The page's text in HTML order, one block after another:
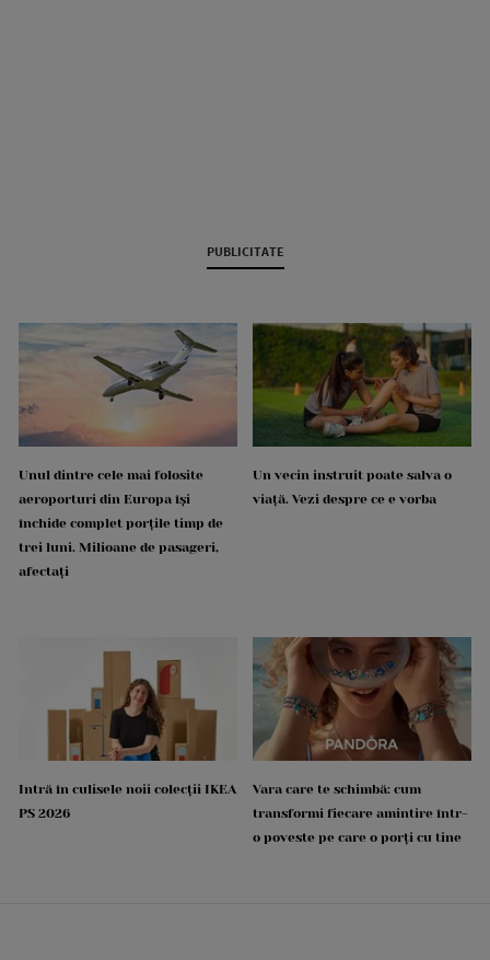
PUBLICITATE
Unul dintre cele mai folosite
aeroporturi din Europa își
închide complet porțile timp de
trei luni. Milioane de pasageri,
afectați
Un vecin instruit poate salva o
viață. Vezi despre ce e vorba
Intră în culisele noii colecții IKEA
PS 2026
Vara care te schimbă: cum
transformi fiecare amintire într-
o poveste pe care o porți cu tine